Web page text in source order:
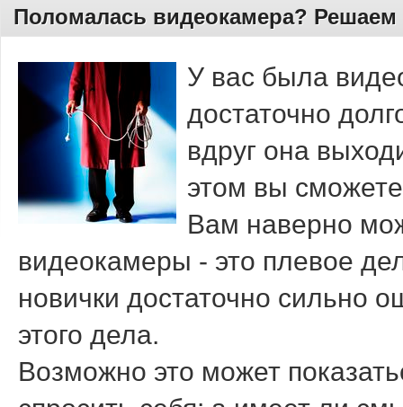
Поломалась видеокамера? Решаем
У вас была
достаточно
вдруг она
этом вы
Вам наверно
видеокамеры - это плевое
новички достаточно сильно
этого дела.
Возможно это может